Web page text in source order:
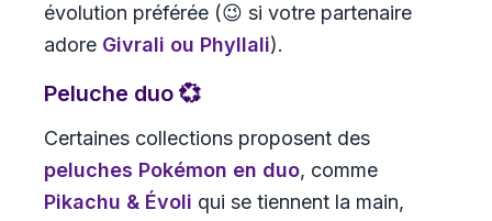
évolution préférée (😉 si votre partenaire
adore Givrali ou Phyllali).
Peluche duo 💞
Certaines collections proposent des
peluches Pokémon en duo, comme
Pikachu & Évoli qui se tiennent la main,